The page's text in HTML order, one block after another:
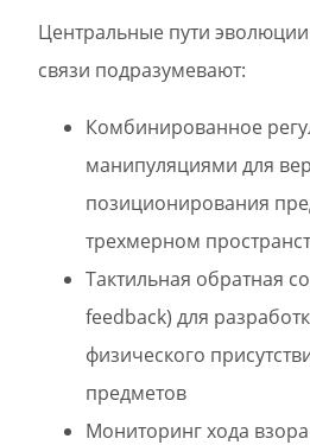
Центральные пути
связи подразумевают:
Комбинированное
манипуляциями для
позиционирования
трехмерном
Тактильная обратная
feedback) для
физического
предметов
Мониторинг хода